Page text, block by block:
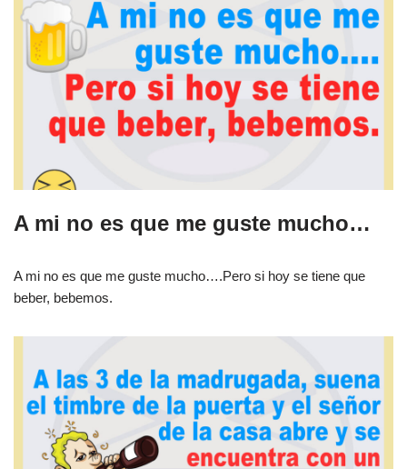
A mi no es que me guste mucho…
A mi no es que me guste mucho….Pero si hoy se tiene que
beber, bebemos.